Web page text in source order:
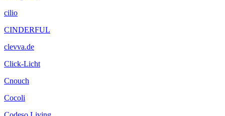
cilio
CINDERFUL
clevva.de
Click-Licht
Cnouch
Cocoli